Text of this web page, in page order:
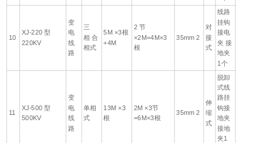
10
XJ-220 型
220KV
变
电
线
路
三
相 合
相式
5M ×3根
+4M
2 节
×2M=4M×3
根
35mm 2
对
接
式
线路
挂钩
接电
夹 接
地夹
1个
11
XJ-500 型
500KV
变
电
线
路
单相
式
13M ×3
根
2M ×3节
=6M×3根
35mm 2
伸
缩
式
脱卸
式线
路挂
钩接
地夹
接地
夹1